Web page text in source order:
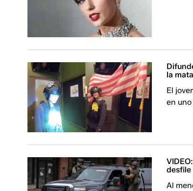
la
El
en
desfile
Al